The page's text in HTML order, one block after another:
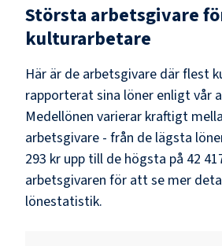
Största arbetsgivare
kulturarbetare
Här är de arbetsgivare där flest
rapporterat sina löner enligt vår
Medellönen varierar kraftigt
arbetsgivare - från de lägsta
293 kr upp till de högsta på 42
arbetsgivaren för att se mer
lönestatistik.